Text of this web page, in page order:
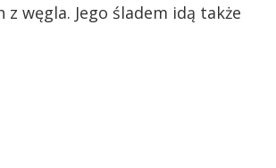
z węgla. Jego śladem idą także